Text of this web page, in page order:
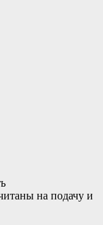
на подачу и